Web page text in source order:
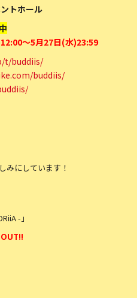
トホール
～5月27日(水)23:59
t/buddiis/
buddiis/
みにしています！
-」